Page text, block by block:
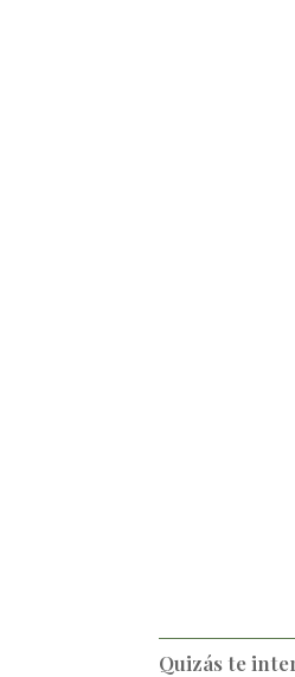
Quizás te